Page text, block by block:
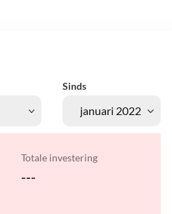
Sinds
Totale investering
---